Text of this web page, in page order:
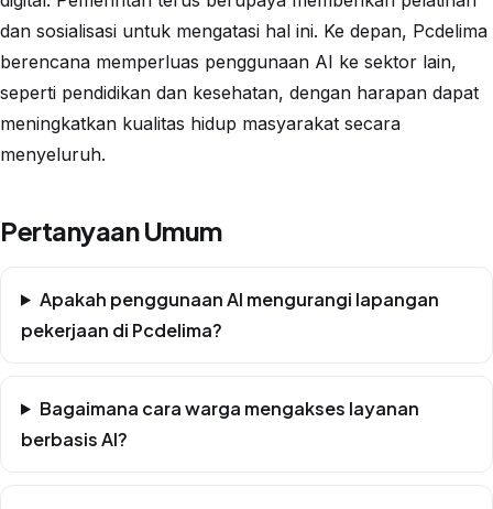
dan sosialisasi untuk mengatasi hal ini. Ke depan, Pcdelima
berencana memperluas penggunaan AI ke sektor lain,
seperti pendidikan dan kesehatan, dengan harapan dapat
meningkatkan kualitas hidup masyarakat secara
menyeluruh.
Pertanyaan Umum
Apakah penggunaan AI mengurangi lapangan
pekerjaan di Pcdelima?
Bagaimana cara warga mengakses layanan
berbasis AI?